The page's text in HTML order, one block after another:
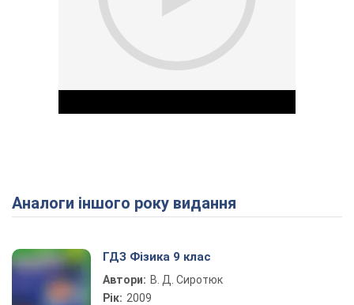
Play Video
Аналоги іншого року видання
ГДЗ Фізика 9 клас
Автори: В. Д. Сиротюк
Рік: 2009